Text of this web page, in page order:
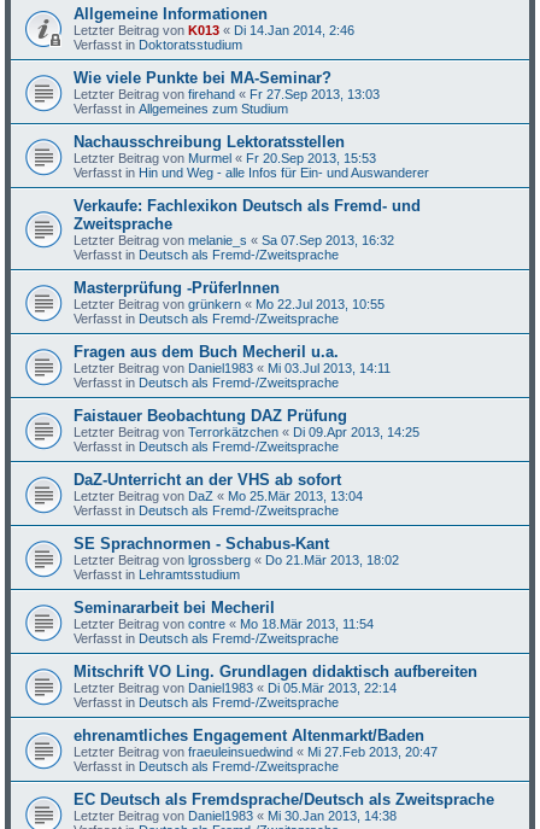
Allgemeine Informationen
Letzter Beitrag vonK013 « Di 14.Jan 2014, 2:46
Verfasst in Doktoratsstudium
Wie viele Punkte bei MA-Seminar?
Letzter Beitrag vonfirehand « Fr 27.Sep 2013, 13:03
Verfasst inAllgemeines zum Studium
Nachausschreibung Lektoratsstellen
Letzter Beitrag von Murmel « Fr 20.Sep 2013, 15:53
Verfasst in Hin und Weg - alle Infos für Ein- und Auswanderer
Verkaufe: Fachlexikon Deutsch als Fremd- und
Zweitsprache
Letzter Beitrag vonmelanie_s «Sa 07.Sep 2013, 16:32
Verfasst in Deutsch als Fremd-/Zweitsprache
Masterprüfung -PrüferInnen
Letzter Beitrag vongrünkern « Mo 22.Jul 2013, 10:55
Verfasst in Deutsch als Fremd-/Zweitsprache
Fragen aus dem Buch Mecheril u.a.
Letzter Beitrag von Daniel1983 « Mi 03.Jul 2013, 14:11
Verfasst in Deutsch als Fremd-/Zweitsprache
Faistauer Beobachtung DAZ Prüfung
Letzter Beitrag vonTerrorkätzchen « Di 09.Apr 2013, 14:25
Verfasst in Deutsch als Fremd-/Zweitsprache
DaZ-Unterricht an der VHS ab sofort
Letzter Beitrag von DaZ « Mo 25.Mär 2013, 13:04
Verfasst in Deutsch als Fremd-/Zweitsprache
SE Sprachnormen - Schabus-Kant
Letzter Beitrag vonlgrossberg « Do 21.Mär 2013, 18:02
Verfasst in Lehramtsstudium
Seminararbeit bei Mecheril
Letzter Beitrag voncontre « Mo 18.Mär 2013, 11:54
Verfasst in Deutsch als Fremd-/Zweitsprache
Mitschrift VO Ling. Grundlagen didaktisch aufbereiten
Letzter Beitrag von Daniel1983 « Di 05.Mär 2013, 22:14
Verfasst in Deutsch als Fremd-/Zweitsprache
ehrenamtliches Engagement Altenmarkt/Baden
Letzter Beitrag vonfraeuleinsuedwind « Mi 27.Feb 2013, 20:47
Verfasst in Deutsch als Fremd-/Zweitsprache
EC Deutsch als Fremdsprache/Deutsch als Zweitsprache
Letzter Beitrag von Daniel1983 « Mi 30.Jan 2013, 14:38